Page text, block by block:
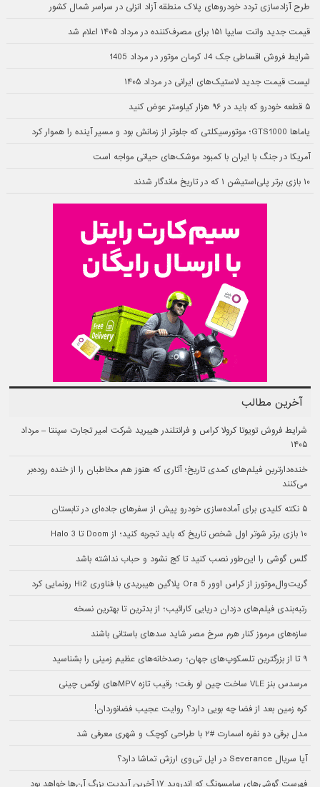
طرح آزادسازی تردد خودروهای پلاک منطقه آزاد انزلی در سراسر شمال کشور
قیمت جدید وانت سایپا ۱۵۱ برای مصرف‌کننده در مرداد ۱۴۰۵ اعلام شد
شرایط فروش اقساطی جک J4 کرمان موتور در مرداد 1405
لیست قیمت جدید لاستیک‌های ایرانی در مرداد ۱۴۰۵
۵ قطعه خودرو که باید در ۹۶ هزار کیلومتر عوض کنید
یاماها GTS1000؛ موتورسیکلتی که جلوتر از زمانش بود و مسیر آینده را هموار کرد
آمریکا در جنگ با ایران با کمبود موشک‌های حیاتی مواجه است
۱۰ بازی برتر پلی‌استیشن ۱ که در تاریخ ماندگار شدند
آخرین مطالب
شرایط فروش تویوتا کرولا کراس و فرانتلندر هیبرید شرکت امیر تجارت سپنتا – مرداد
۱۴۰۵
خنده‌دارترین فیلم‌های کمدی تاریخ؛ آثاری که هنوز هم مخاطبان را از خنده روده‌بر
می‌کنند
۵ نکته کلیدی برای آماده‌سازی خودرو پیش از سفرهای جاده‌ای در تابستان
۱۰ بازی برتر شوتر اول شخص تاریخ که باید تجربه کنید؛ از Doom تا Halo 3
گلس گوشی را این‌طور نصب کنید تا کج نشود و حباب نداشته باشد
گریت‌وال‌موتورز از کراس اوور Ora 5 پلاگین هیبریدی با فناوری Hi2 رونمایی کرد
رتبه‌بندی فیلم‌های دزدان دریایی کارائیب؛ از بدترین تا بهترین نسخه
سازه‌های مرموز کنار هرم سرخ مصر شاید سدهای باستانی باشند
۹ تا از بزرگترین تلسکوپ‌های جهان؛ رصدخانه‌های عظیم زمینی را بشناسید
مرسدس بنز VLE ساخت چین لو رفت؛ رقیب تازه MPVهای لوکس چینی
کره زمین بعد از فضا چه بویی دارد؟ روایت عجیب فضانوردان!
مدل برقی دو نفره اسمارت #۲ با طراحی کوچک و شهری معرفی شد
آیا سریال Severance در اپل تی‌وی ارزش تماشا دارد؟
فهرست گوشی‌های سامسونگ که اندروید ۱۷ آخرین آپدیت بزرگ آن‌ها خواهد بود